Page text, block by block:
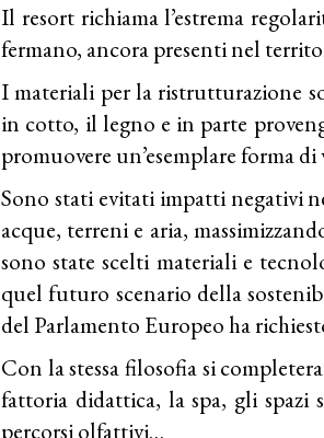
Il resort richiama l’estrema
fermano, ancora presenti nel
I materiali per la ristrutturazione
in cotto, il legno e in parte
promuovere un’esemplare forma
Sono stati evitati impatti negativi
acque, terreni e aria,
sono state scelti materiali e
quel futuro scenario della
del Parlamento Europeo ha
Con la stessa filosofia si
fattoria didattica, la spa, gli spazi
percorsi olfattivi…